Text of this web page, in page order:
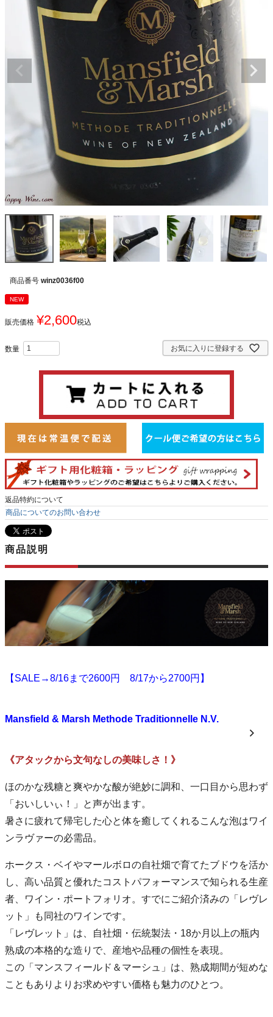
商品番号 winz0036f00
NEW
販売価格 ¥2,600税込
お気に入りに登録する
返品特約について
商品についてのお問い合わせ
商品説明
【SALE→8/16まで2600円 8/17から2700円】
Mansfield & Marsh Methode Traditionnelle N.V.
《アタックから文句なしの美味しさ！》
ほのかな残糖と爽やかな酸が絶妙に調和、一口目から思わず
「おいしいぃ！」と声が出ます。
暑さに疲れて帰宅した心と体を癒してくれるこんな泡はワイ
ンラヴァーの必需品。
ホークス・ベイやマールボロの自社畑で育てたブドウを活か
し、高い品質と優れたコストパフォーマンスで知られる生産
者、ワイン・ポートフォリオ。すでにご紹介済みの「レヴレ
ット」も同社のワインです。
「レヴレット」は、自社畑・伝統製法・18か月以上の瓶内
熟成の本格的な造りで、産地や品種の個性を表現。
この「マンスフィールド＆マーシュ」は、熟成期間が短めな
こともありよりお求めやすい価格も魅力のひとつ。